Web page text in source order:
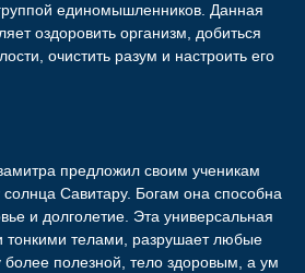
единомышленников. Данная
оздоровить организм, добиться
очистить разум и настроить его
предложил своим ученикам
Савитару. Богам она способна
и долголетие. Эта универсальная
тонкими телами, разрушает любые
полезной, тело здоровым, а ум